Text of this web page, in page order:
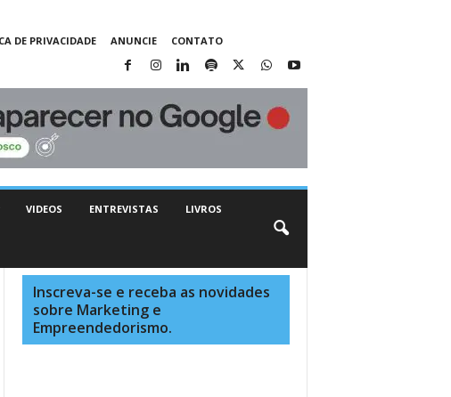
DE PRIVACIDADE ANUNCIE CONTATO
VIDEOS ENTREVISTAS LIVROS
Inscreva-se e receba as novidades
sobre Marketing e
Empreendedorismo.